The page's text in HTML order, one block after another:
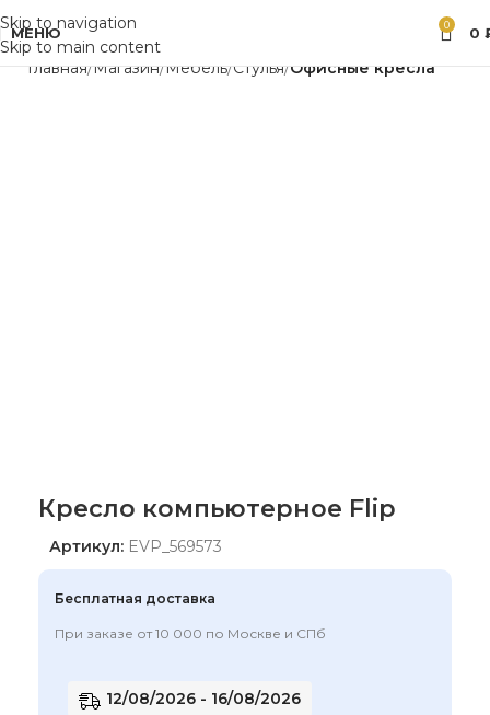
Skip to navigation
Skip to main content
МЕНЮ 0 0
Главная Магазин Мебель Стулья Офисные кресла
Кресло компьютерное Flip
Артикул: EVP_569573
Бесплатная доставка
При заказе от 10 000 по Москве и СПб
12/08/2026 - 16/08/2026